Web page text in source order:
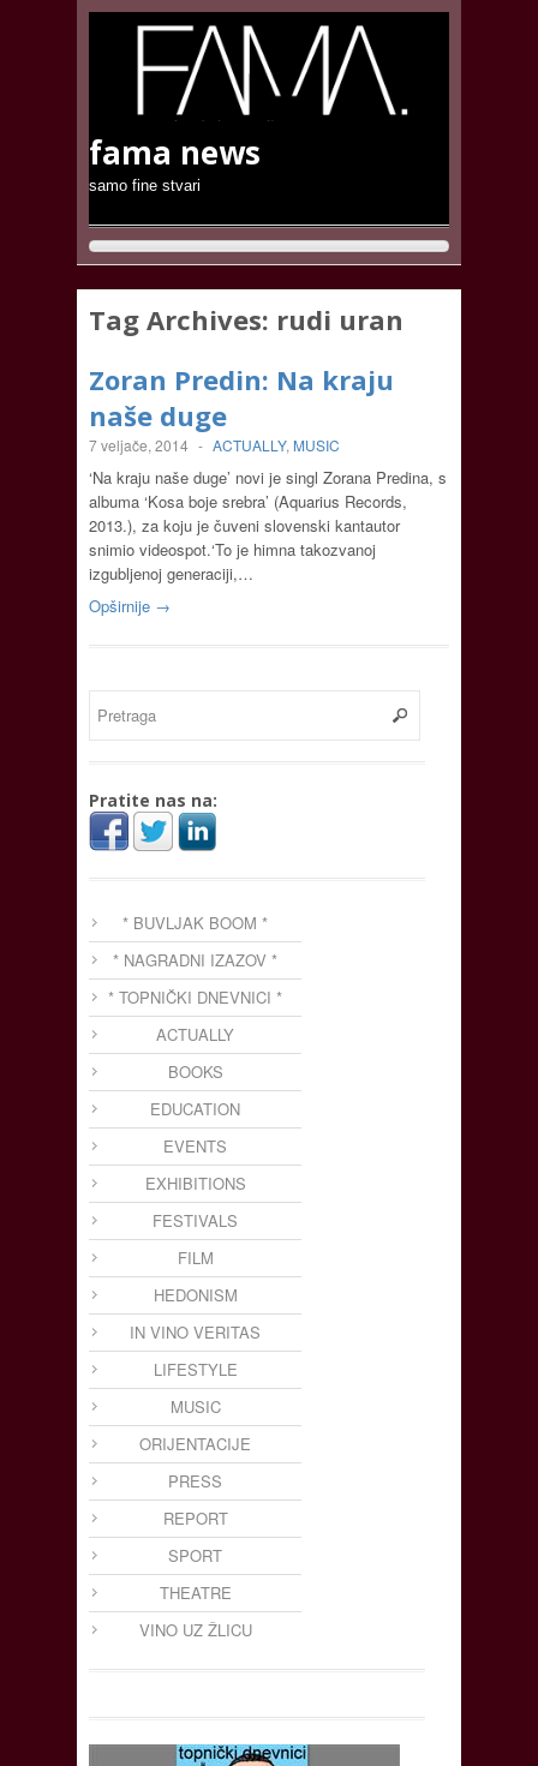
fama news
samo fine stvari
Tag Archives: rudi uran
Zoran Predin: Na kraju
naše duge
7 veljače, 2014 - ACTUALLY, MUSIC
‘Na kraju naše duge’ novi je singl Zorana Predina, s
albuma ‘Kosa boje srebra’ (Aquarius Records,
2013.), za koju je čuveni slovenski kantautor
snimio videospot.‘To je himna takozvanoj
izgubljenoj generaciji,…
Opširnije →
Pratite nas na:
* BUVLJAK BOOM *
* NAGRADNI IZAZOV *
* TOPNIČKI DNEVNICI *
ACTUALLY
BOOKS
EDUCATION
EVENTS
EXHIBITIONS
FESTIVALS
FILM
HEDONISM
IN VINO VERITAS
LIFESTYLE
MUSIC
ORIJENTACIJE
PRESS
REPORT
SPORT
THEATRE
VINO UZ ŽLICU